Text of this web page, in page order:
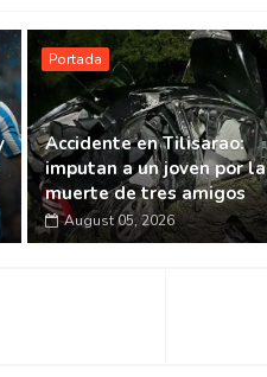
Portada
Accidente en Tilisarao:
imputan a un joven por la
muerte de tres amigos
August 05, 2026